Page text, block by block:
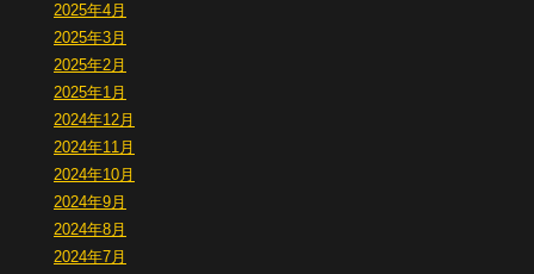
2025年4月
2025年3月
2025年2月
2025年1月
2024年12月
2024年11月
2024年10月
2024年9月
2024年8月
2024年7月